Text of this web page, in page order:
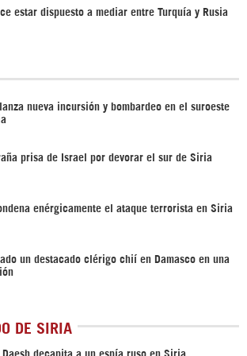
estar dispuesto a mediar entre Turquía y Rusia
nueva incursión y bombardeo en el suroeste
prisa de Israel por devorar el sur de Siria
enérgicamente el ataque terrorista en Siria
un destacado clérigo chií en Damasco en una
DE SIRIA
Daesh decapita a un espía ruso en Siria